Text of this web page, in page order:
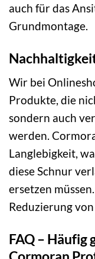
auch für das
Grundmontage.
Wir bei
Produkte, die
sondern auch
werden.
Langlebigkeit,
diese Schnur
ersetzen
Reduzierung
FAQ – Häufig